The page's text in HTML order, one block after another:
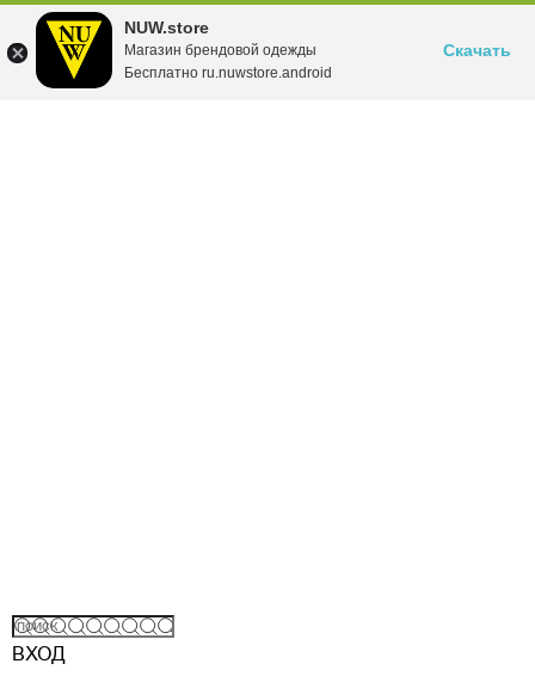
NUW.store
Магазин брендовой одежды
Бесплатно ru.nuwstore.android
Скачать
ВХОД